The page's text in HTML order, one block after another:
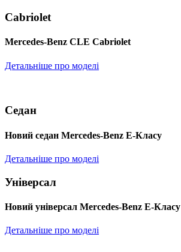
Cabriolet
Mercedes-Benz CLE Cabriolet
Детальніше про моделі
Седан
Новий седан Mercedes-Benz Е-Класу
Детальніше про моделі
Універсал
Новий універсал Mercedes-Benz E-Класу
Детальніше про моделі